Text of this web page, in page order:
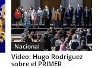
Nacional
Video: Hugo Rodríguez
sobre el PRIMER